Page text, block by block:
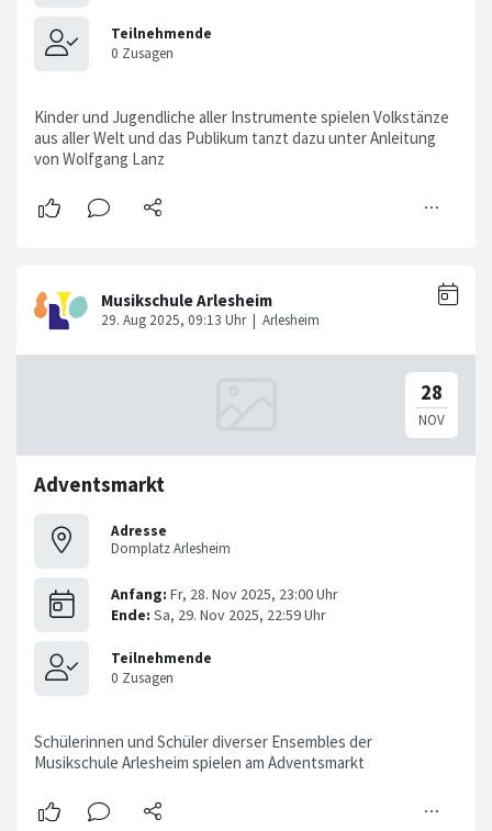
Kinder und Jugendliche aller Instrumente spielen Volkstänze
aus aller Welt und das Publikum tanzt dazu unter Anleitung
von Wolfgang Lanz
Adventsmarkt
Adresse
Domplatz Arlesheim
Schülerinnen und Schüler diverser Ensembles der
Musikschule Arlesheim spielen am Adventsmarkt